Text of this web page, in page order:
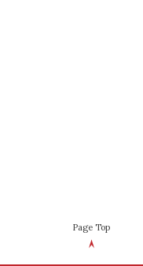
Page Top